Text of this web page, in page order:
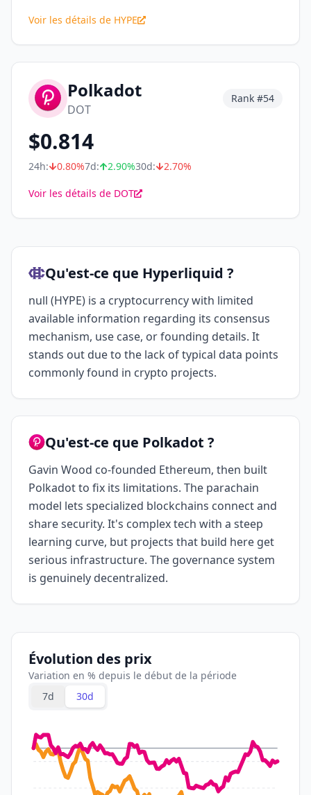
Voir les détails de HYPE
Polkadot
DOT
Rank #54
$0.814
24h: 0.80%7d: 2.90%30d: 2.70%
Voir les détails de DOT
Qu'est-ce que Hyperliquid ?
null (HYPE) is a cryptocurrency with limited
available information regarding its consensus
mechanism, use case, or founding details. It
stands out due to the lack of typical data points
commonly found in crypto projects.
Qu'est-ce que Polkadot ?
Gavin Wood co-founded Ethereum, then built
Polkadot to fix its limitations. The parachain
model lets specialized blockchains connect and
share security. It's complex tech with a steep
learning curve, but projects that build here get
serious infrastructure. The governance system
is genuinely decentralized.
Évolution des prix
Variation en % depuis le début de la période
7d
30d